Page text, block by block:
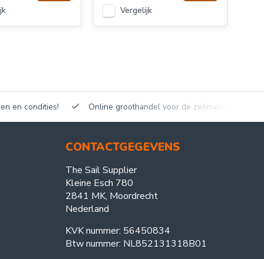
Vergelijk
en condities! Online groothandel voor de zeilmakerij!
CONTACTGEGEVENS
The Sail Supplier
Kleine Esch 780
2841 MK, Moordrecht
Nederland
KVK nummer: 56450834
Btw nummer: NL852131318B01